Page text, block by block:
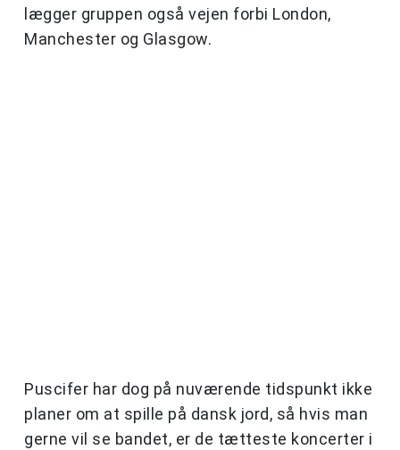
lægger gruppen også vejen forbi London,
Manchester og Glasgow.
Puscifer har dog på nuværende tidspunkt ikke
planer om at spille på dansk jord, så hvis man
gerne vil se bandet, er de tætteste koncerter i